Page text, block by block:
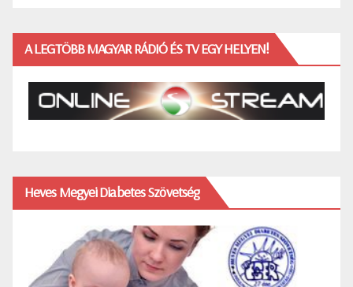
A LEGTÖBB MAGYAR RÁDIÓ ÉS TV EGY HELYEN!
Heves Megyei Diabetes Szövetség